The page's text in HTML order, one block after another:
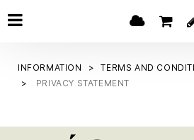
INFORMATION
TERMS AND
PRIVACY STATEMENT